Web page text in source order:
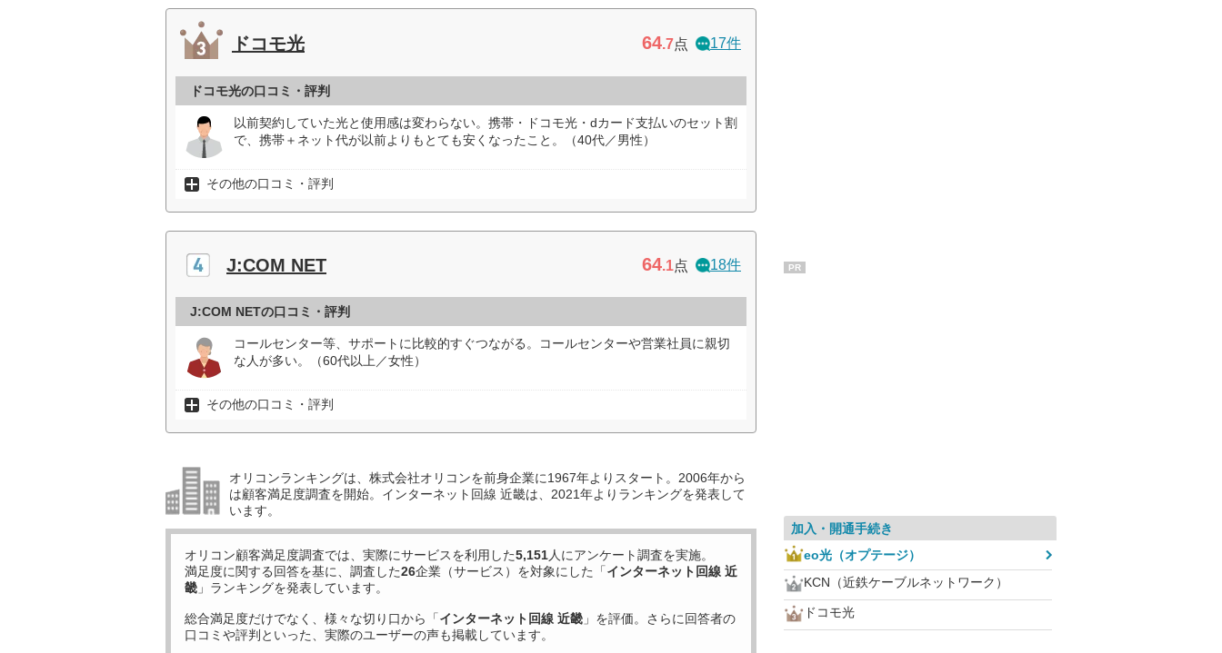
ドコモ光 64.7点 17件
ドコモ光の口コミ・評判
以前契約していた光と使用感は変わらない。携帯・ドコモ光・dカード支払いのセット割
で、携帯＋ネット代が以前よりもとても安くなったこと。（40代／男性）
その他の口コミ・評判
J:COM NET 64.1点 18件
J:COM NETの口コミ・評判
コールセンター等、サポートに比較的すぐつながる。コールセンターや営業社員に親切
な人が多い。（60代以上／女性）
その他の口コミ・評判
オリコンランキングは、株式会社オリコンを前身企業に1967年よりスタート。2006年から
は顧客満足度調査を開始。インターネット回線 近畿は、2021年よりランキングを発表して
います。
オリコン顧客満足度調査では、実際にサービスを利用した5,151人にアンケート調査を実施。
満足度に関する回答を基に、調査した26企業（サービス）を対象にした「インターネット回線 近
畿 」ランキングを発表しています。
総合満足度だけでなく、様々な切り口から「インターネット回線 近畿 」を評価。さらに回答者の
口コミや評判といった、実際のユーザーの声も掲載しています。
PR
加入・開通手続き
eo光（オプテージ）
KCN（近鉄ケーブルネットワーク）
ドコモ光